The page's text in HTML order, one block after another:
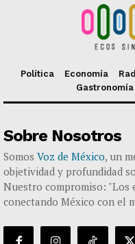
Política Economía
Gastronomía
Sobre Nosotros
Somos Voz de México, un
objetividad y profundidad
Nuestro compromiso: "Los
conectando México con el